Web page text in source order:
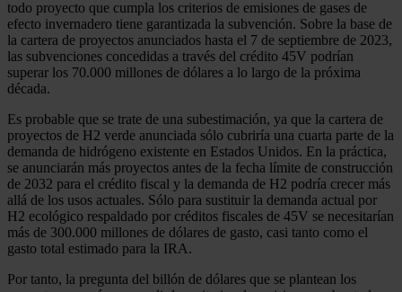
todo proyecto que cumpla los criterios de emisiones de gases de
efecto invernadero tiene garantizada la subvención. Sobre la base de
la cartera de proyectos anunciados hasta el 7 de septiembre de 2023,
las subvenciones concedidas a través del crédito 45V podrían
superar los 70.000 millones de dólares a lo largo de la próxima
década.
Es probable que se trate de una subestimación, ya que la cartera de
proyectos de H2 verde anunciada sólo cubriría una cuarta parte de la
demanda de hidrógeno existente en Estados Unidos. En la práctica,
se anunciarán más proyectos antes de la fecha límite de construcción
de 2032 para el crédito fiscal y la demanda de H2 podría crecer más
allá de los usos actuales. Sólo para sustituir la demanda actual por
H2 ecológico respaldado por créditos fiscales de 45V se necesitarían
más de 300.000 millones de dólares de gasto, casi tanto como el
gasto total estimado para la IRA.
Por tanto, la pregunta del billón de dólares que se plantean los